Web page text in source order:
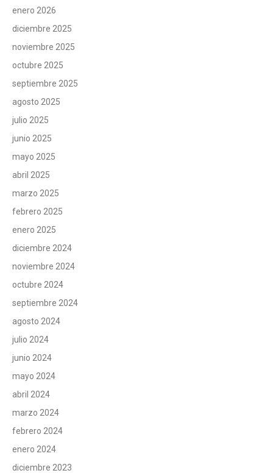
enero 2026
diciembre 2025
noviembre 2025
octubre 2025
septiembre 2025
agosto 2025
julio 2025
junio 2025
mayo 2025
abril 2025
marzo 2025
febrero 2025
enero 2025
diciembre 2024
noviembre 2024
octubre 2024
septiembre 2024
agosto 2024
julio 2024
junio 2024
mayo 2024
abril 2024
marzo 2024
febrero 2024
enero 2024
diciembre 2023